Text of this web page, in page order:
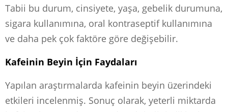
Tabii bu durum, cinsiyete, yaşa, gebelik durumuna,
sigara kullanımına, oral kontraseptif kullanımına
ve daha pek çok faktöre göre değişebilir.
Kafeinin Beyin İçin Faydaları
Yapılan araştırmalarda kafeinin beyin üzerindeki
etkileri incelenmiş. Sonuç olarak, yeterli miktarda